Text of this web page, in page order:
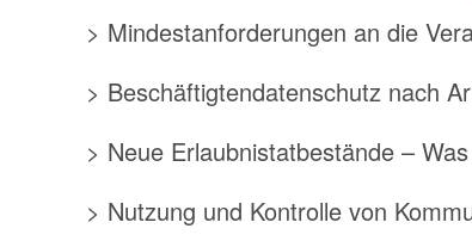
> Mindestanforderungen an die
> Beschäftigtendatenschutz nach
> Neue Erlaubnistatbestände –
> Nutzung und Kontrolle von